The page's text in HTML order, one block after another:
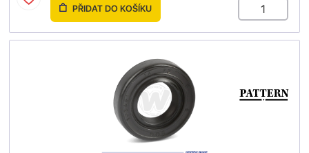
PŘIDAT DO KOŠÍKU